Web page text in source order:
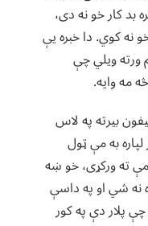
بد کار خو نه دی،
نه کوي. دا خبره یې
ورته ویلي چې
مه وایه.
بیرته په لاس
به مې ټول
ته ورکړی، خو ښه
نه شي او په داسې
پلار دې په کور